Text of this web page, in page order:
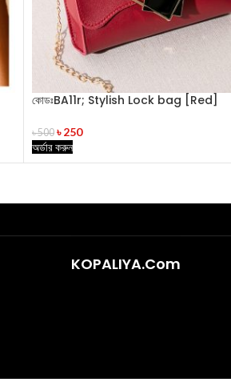
কোডঃBA11r; Stylish Lock bag [Red]
৳500 ৳250
অর্ডার করুন
KOPALIYA.Com